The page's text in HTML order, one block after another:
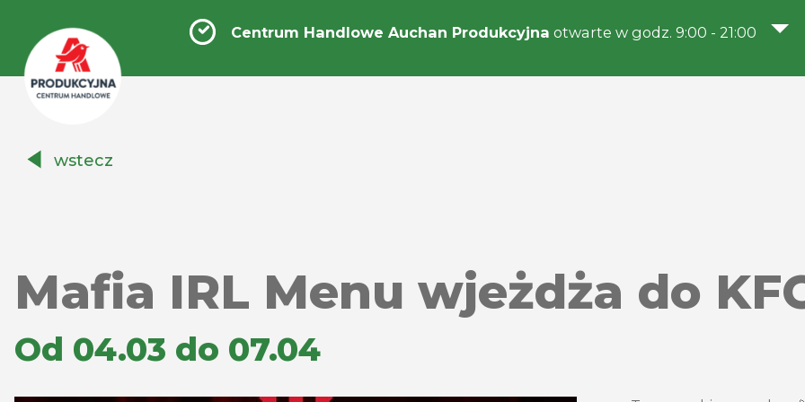
Handlowe
Centrum Handlowe Auchan Produkcyjna otwarte w godz. 9:00 - 21:00
wstecz
Mafia IRL Menu wjeżdża do
Od 04.03 do 07.04